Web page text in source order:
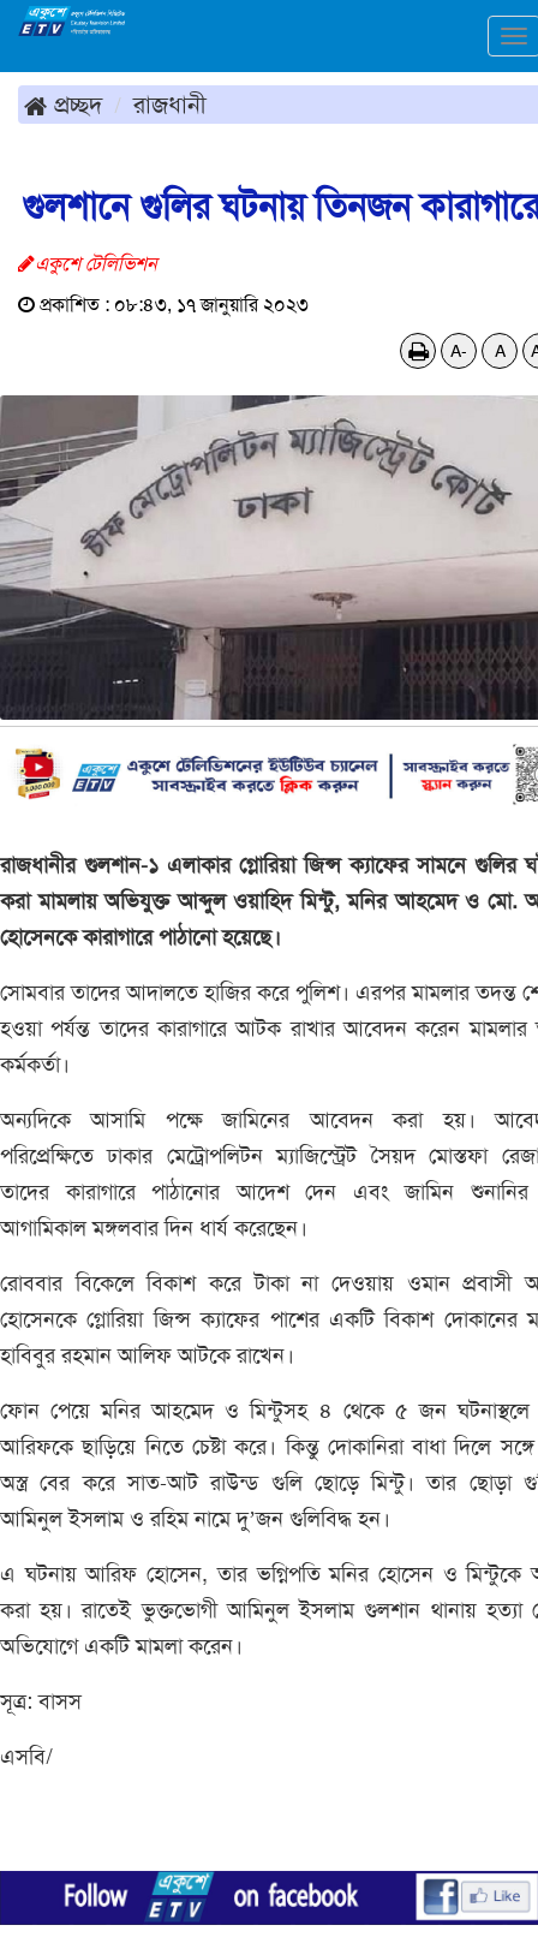
প্রচ্ছদ রাজধানী
গুলশানে গুলির ঘটনায় তিনজন
একুশে টেলিভিশন
প্রকাশিত : ০৮:৪৩, ১৭ জানুয়ারি ২০২৩
A- A
রাজধানীর গুলশান-১ এলাকার গ্লোরিয়া জিন্স ক্যাফের সামনে গুলির
করা মামলায় অভিযুক্ত আব্দুল ওয়াহিদ মিন্টু, মনির আহমেদ ও মো.
হোসেনকে কারাগারে পাঠানো হয়েছে।
সোমবার তাদের আদালতে হাজির করে পুলিশ। এরপর মামলার তদন্ত
হওয়া পর্যন্ত তাদের কারাগারে আটক রাখার আবেদন করেন মামলার
কর্মকর্তা।
অন্যদিকে আসামি পক্ষে জামিনের আবেদন করা হয়।
পরিপ্রেক্ষিতে ঢাকার মেট্রোপলিটন ম্যাজিস্ট্রেট সৈয়দ মোস্তফা
তাদের কারাগারে পাঠানোর আদেশ দেন এবং জামিন
আগামিকাল মঙ্গলবার দিন ধার্য করেছেন।
রোববার বিকেলে বিকাশ করে টাকা না দেওয়ায় ওমান প্রবাসী
হোসেনকে গ্লোরিয়া জিন্স ক্যাফের পাশের একটি বিকাশ দোকানের
হাবিবুর রহমান আলিফ আটকে রাখেন।
ফোন পেয়ে মনির আহমেদ ও মিন্টুসহ ৪ থেকে ৫ জন
আরিফকে ছাড়িয়ে নিতে চেষ্টা করে। কিন্তু দোকানিরা বাধা দিলে সঙ্গে
অস্ত্র বের করে সাত-আট রাউন্ড গুলি ছোড়ে মিন্টু। তার ছোড়া
আমিনুল ইসলাম ও রহিম নামে দু’জন গুলিবিদ্ধ হন।
এ ঘটনায় আরিফ হোসেন, তার ভগ্নিপতি মনির হোসেন ও
করা হয়। রাতেই ভুক্তভোগী আমিনুল ইসলাম গুলশান থানায় হত্যা
অভিযোগে একটি মামলা করেন।
সূত্র: বাসস
এসবি/